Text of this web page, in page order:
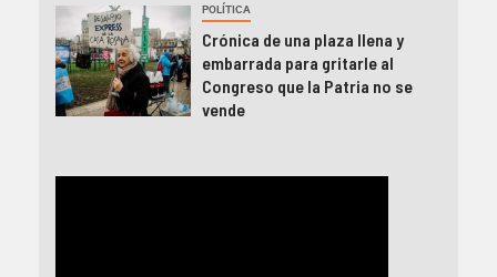
POLÍTICA
Crónica de una plaza llena y
embarrada para gritarle al
Congreso que la Patria no se
vende